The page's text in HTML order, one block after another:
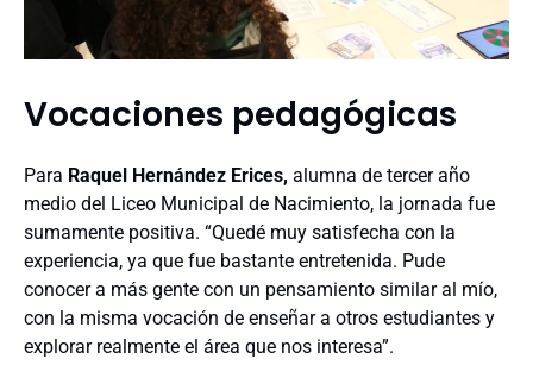
Vocaciones pedagógicas
Para Raquel Hernández Erices, alumna de tercer año
medio del Liceo Municipal de Nacimiento, la jornada fue
sumamente positiva. “Quedé muy satisfecha con la
experiencia, ya que fue bastante entretenida. Pude
conocer a más gente con un pensamiento similar al mío,
con la misma vocación de enseñar a otros estudiantes y
explorar realmente el área que nos interesa”.